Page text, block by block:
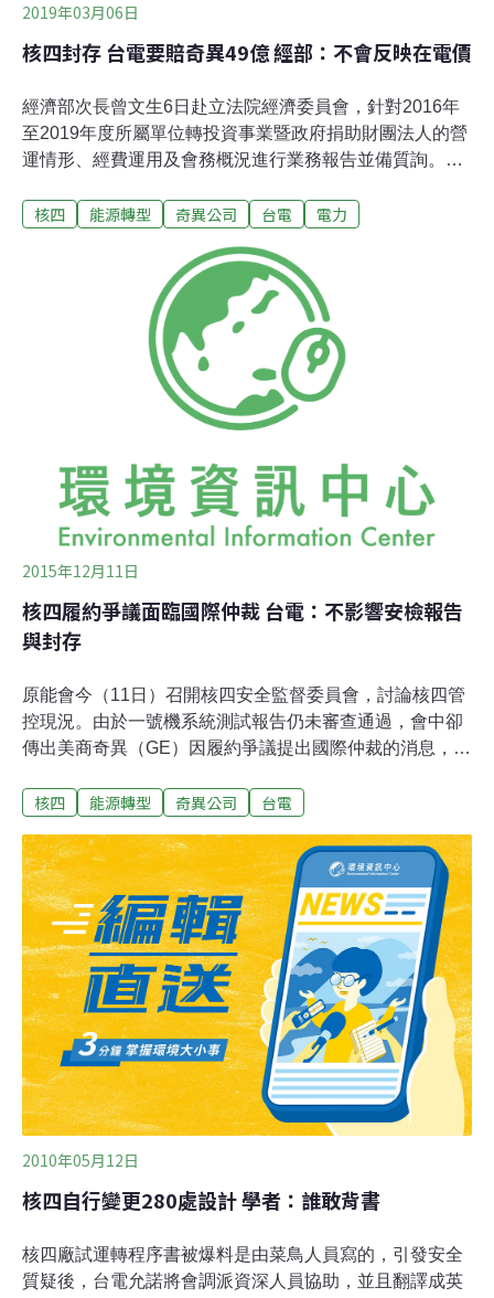
2019年03月06日
核四封存 台電要賠奇異49億 經部：不會反映在電價
經濟部次長曾文生6日赴立法院經濟委員會，針對2016年
至2019年度所屬單位轉投資事業暨政府捐助財團法人的營
運情形、經費運用及會務概況進行業務報告並備質詢。核
（ICC）仲裁需支付奇異1.58億美元（約新台幣49億
前接受採訪時表示，台電先前已針對此事編列預算，以過
去的累積盈餘支付，不會有其他資本額的支出，也不會全
部反映在電價上，且要電價審議委員會決定。
核四 能源轉型 奇異公司 台電 電力
2015年12月11日
核四履約爭議面臨國際仲裁 台電：不影響安檢報告
與封存
原能會今（11日）召開核四安全監督委員會，討論核四管
控現況。由於一號機系統測試報告仍未審查通過，會中卻
傳出美商奇異（GE）因履約爭議提出國際仲裁的消息，引
書的時間因此延後，但並不影響後續審查。原能會第七屆
奇異提出國際仲裁台灣電力公司副總經理蔡富豐表示，爭
議原因在於奇異與台電間有計價、應付未付款、未完成工
作等尚需釐清，台電該付的還是會付，但要先確定項目與
責任。之前雙方也曾經協商，不過，奇異認為金額影響很
大，才訴諸仲裁。台電發言人林德福證實，奇異公司已於
9月下旬向國際商會香港的仲裁機構提出仲裁。由於台電
與奇異雙方需共同指派第三方成立仲裁庭，第三方代表尚
未決定，所以還沒有確切時程表。爭議主要是針對之前的
合約，並非封存。安全監督委員會委員，台灣綠色公民行
動聯盟理事長賴偉傑說明，因變更設計、工程延
核四 能源轉型 奇異公司 台電
2010年05月12日
核四自行變更280處設計 學者：誰敢背書
核四廠試運轉程序書被爆料是由菜鳥人員寫的，引發安全
質疑後，台電允諾將會調派資深人員協助，並且翻譯成英